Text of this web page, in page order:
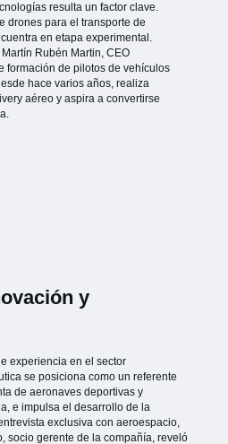
resulta un factor clave.
drones para el transporte de
en etapa experimental.
Rubén Martin, CEO
formación de pilotos de vehículos
hace varios años, realiza
aéreo y aspira a convertirse
y
experiencia en el sector
se posiciona como un referente
de aeronaves deportivas y
e impulsa el desarrollo de la
exclusiva con aeroespacio,
socio gerente de la compañía, reveló